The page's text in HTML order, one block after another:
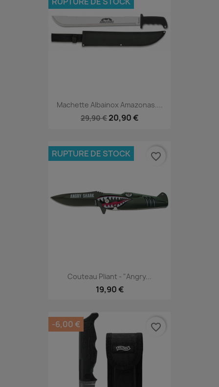
Machette Albainox Amazonas....
29,90 € 20,90 €
Couteau Pliant - "Angry...
19,90 €
RUPTURE DE STOCK favorite_border
-6,00 € favorite_border